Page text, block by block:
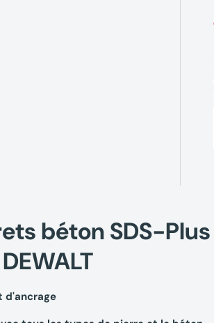
béton SDS-Plus
d'ancrage